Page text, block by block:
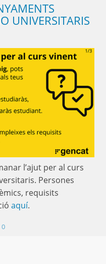
UNIVERSITARIS
l’ajut per al curs
Persones
requisits
aquí.
0